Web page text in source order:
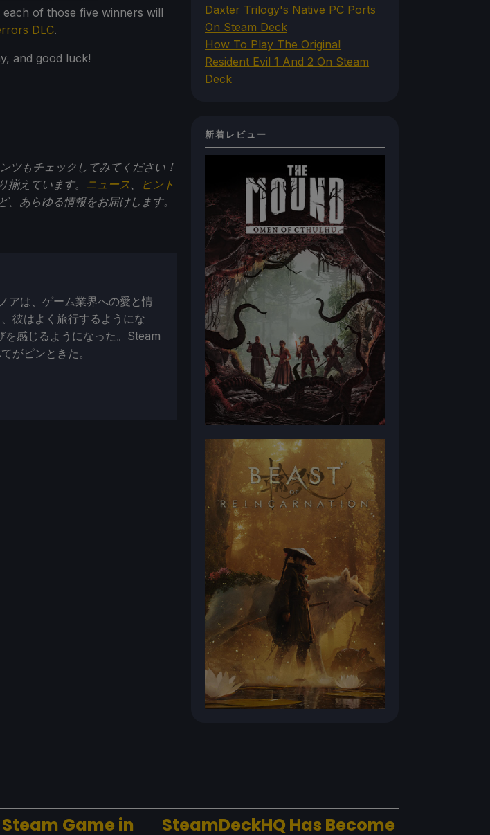
of those five winners will
DLC.
and good luck!
ツもチェックしてみてください！
えています。 ニュース 、
ヒント
、あらゆる情報をお届けします。
アは、ゲーム業界への愛と情
彼はよく旅行するようにな
を感じるようになった。Steam
がピンときた。
Daxter Trilogy's Native PC Ports
On Steam Deck
How To Play The Original
Resident Evil 1 And 2 On Steam
Deck
新着レビュー
Game in
SteamDeckHQ Has Become